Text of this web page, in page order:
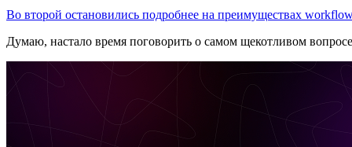
Во второй остановились подробнее на преимуществах
Думаю, настало время поговорить о самом щекотливом